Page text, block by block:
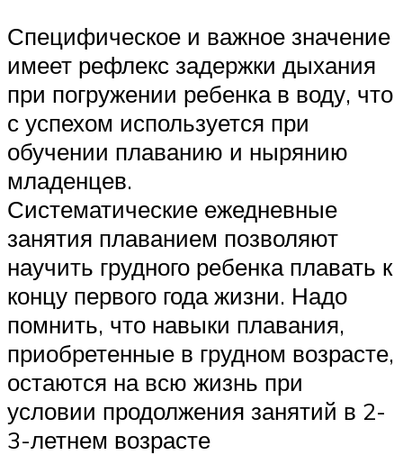
Специфическое и важное значение
имеет рефлекс задержки дыхания
при погружении ребенка в воду, что
с успехом используется при
обучении плаванию и нырянию
младенцев.
Систематические ежедневные
занятия плаванием позволяют
научить грудного ребенка плавать к
концу первого года жизни. Надо
помнить, что навыки плавания,
приобретенные в грудном возрасте,
остаются на всю жизнь при
условии продолжения занятий в 2-
3-летнем возрасте